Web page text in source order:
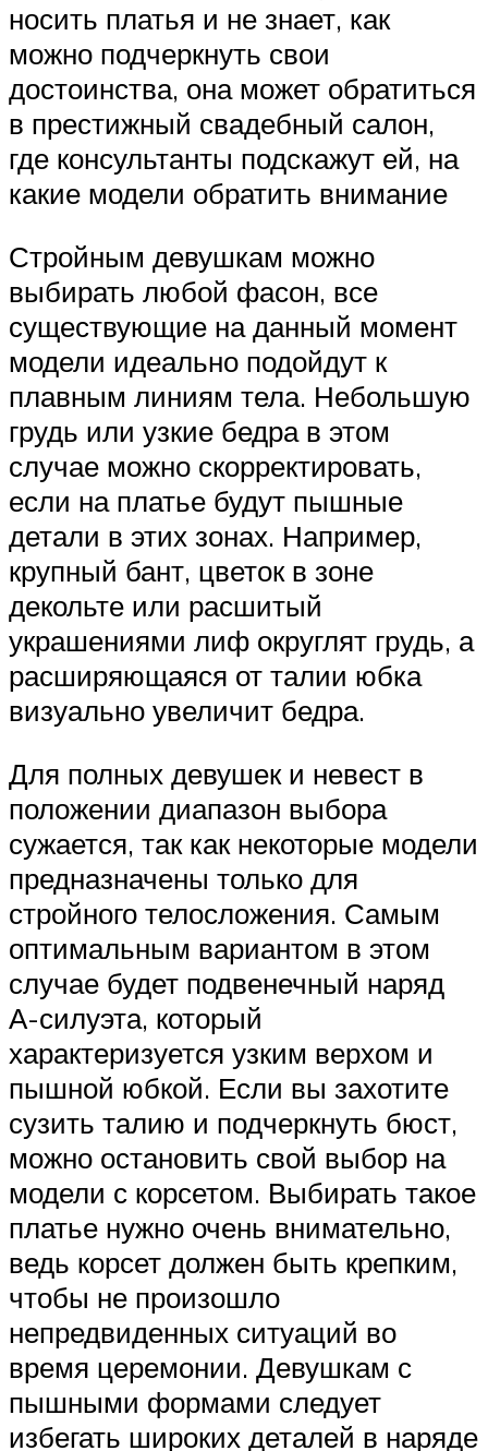
носить платья и не знает, как
можно подчеркнуть свои
достоинства, она может обратиться
в престижный свадебный салон,
где консультанты подскажут ей, на
какие модели обратить внимание
Стройным девушкам можно
выбирать любой фасон, все
существующие на данный момент
модели идеально подойдут к
плавным линиям тела. Небольшую
грудь или узкие бедра в этом
случае можно скорректировать,
если на платье будут пышные
детали в этих зонах. Например,
крупный бант, цветок в зоне
декольте или расшитый
украшениями лиф округлят грудь, а
расширяющаяся от талии юбка
визуально увеличит бедра.
Для полных девушек и невест в
положении диапазон выбора
сужается, так как некоторые модели
предназначены только для
стройного телосложения. Самым
оптимальным вариантом в этом
случае будет подвенечный наряд
А-силуэта, который
характеризуется узким верхом и
пышной юбкой. Если вы захотите
сузить талию и подчеркнуть бюст,
можно остановить свой выбор на
модели с корсетом. Выбирать такое
платье нужно очень внимательно,
ведь корсет должен быть крепким,
чтобы не произошло
непредвиденных ситуаций во
время церемонии. Девушкам с
пышными формами следует
избегать широких деталей в наряде